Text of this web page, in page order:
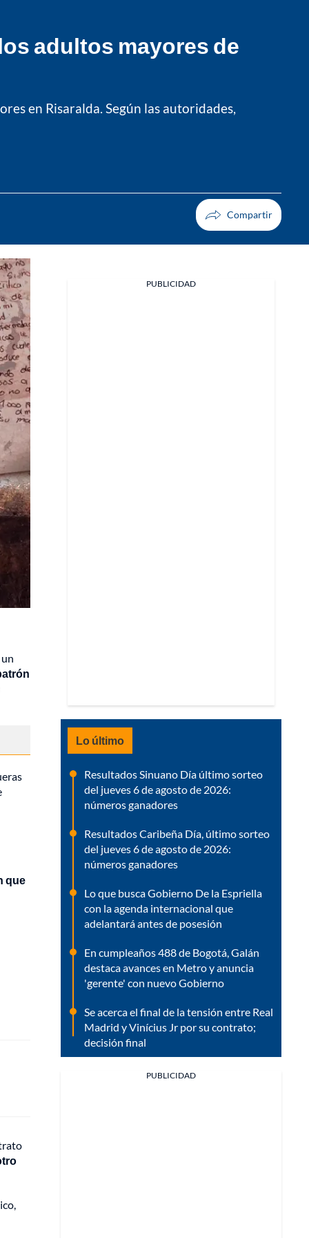
adultos mayores de
en Risaralda. Según las autoridades,
que
PUBLICIDAD
Lo último
Resultados Sinuano Día último sorteo
del jueves 6 de agosto de 2026:
números ganadores
Resultados Caribeña Día, último sorteo
del jueves 6 de agosto de 2026:
números ganadores
Lo que busca Gobierno De la Espriella
con la agenda internacional que
adelantará antes de posesión
En cumpleaños 488 de Bogotá, Galán
destaca avances en Metro y anuncia
'gerente' con nuevo Gobierno
Se acerca el final de la tensión entre Real
Madrid y Vinícius Jr por su contrato;
decisión final
PUBLICIDAD